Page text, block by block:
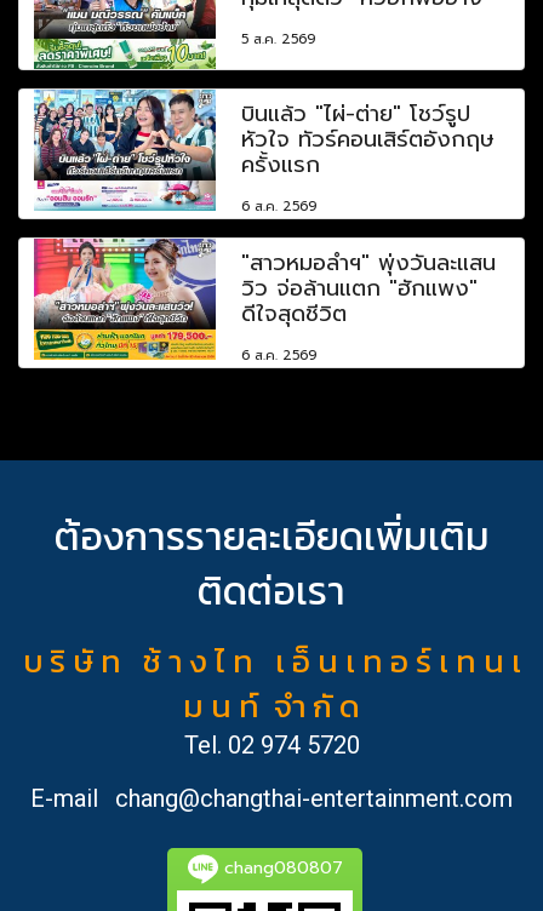
5 ส.ค. 2569
บินแล้ว "ไผ่-ต่าย" โชว์รูป
หัวใจ ทัวร์คอนเสิร์ตอังกฤษ
ครั้งแรก
6 ส.ค. 2569
"สาวหมอลำฯ" พุ่งวันละแสน
วิว จ่อล้านแตก "ฮักแพง"
ดีใจสุดชีวิต
6 ส.ค. 2569
ต้องการรายละเอียดเพิ่มเติม
ติดต่อเรา
บ ริ ษั ท ช้ า ง ไ ท เ อ็ น เ ท อ ร์ เ ท น เ
ม น ท์ จำ กั ด
Tel. 02 974 5720
E-mail
chang@changthai-entertainment.com
chang080807